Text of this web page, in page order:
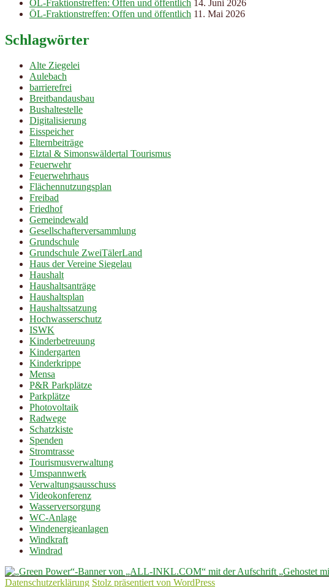
ÖL-Fraktionstreffen: Offen und öffentlich 14. Juni 2026
ÖL-Fraktionstreffen: Offen und öffentlich 11. Mai 2026
Schlagwörter
Alte Ziegelei
Aulebach
barrierefrei
Breitbandausbau
Bushaltestelle
Digitalisierung
Eisspeicher
Elternbeiträge
Elztal & Simonswäldertal Tourismus
Feuerwehr
Feuerwehrhaus
Flächennutzungsplan
Freibad
Friedhof
Gemeindewald
Gesellschafterversammlung
Grundschule
Grundschule ZweiTälerLand
Haus der Vereine Siegelau
Haushalt
Haushaltsanträge
Haushaltsplan
Haushaltssatzung
Hochwasserschutz
ISWK
Kinderbetreuung
Kindergarten
Kinderkrippe
Mensa
P&R Parkplätze
Parkplätze
Photovoltaik
Radwege
Schatzkiste
Spenden
Stromtrasse
Tourismusverwaltung
Umspannwerk
Verwaltungsausschuss
Videokonferenz
Wasserversorgung
WC-Anlage
Windenergieanlagen
Windkraft
Windrad
Datenschutzerklärung Stolz präsentiert von WordPress